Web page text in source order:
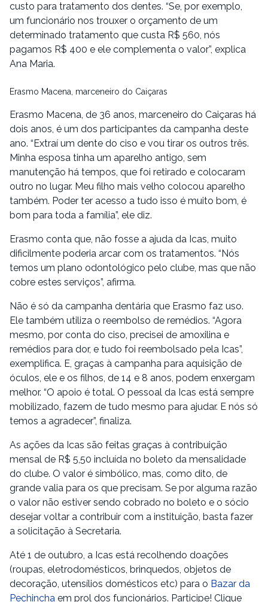
custo para tratamento dos dentes. “Se, por exemplo,
um funcionário nos trouxer o orçamento de um
determinado tratamento que custa R$ 560, nós
pagamos R$ 400 e ele complementa o valor”, explica
Ana Maria.
Erasmo Macena, marceneiro do Caiçaras
Erasmo Macena, de 36 anos, marceneiro do Caiçaras há
dois anos, é um dos participantes da campanha deste
ano. “Extraí um dente do ciso e vou tirar os outros três.
Minha esposa tinha um aparelho antigo, sem
manutenção há tempos, que foi retirado e colocaram
outro no lugar. Meu filho mais velho colocou aparelho
também. Poder ter acesso a tudo isso é muito bom, é
bom para toda a família”, ele diz.
Erasmo conta que, não fosse a ajuda da Icas, muito
dificilmente poderia arcar com os tratamentos. “Nós
temos um plano odontológico pelo clube, mas que não
cobre estes serviços”, afirma.
Não é só da campanha dentária que Erasmo faz uso.
Ele também utiliza o reembolso de remédios. “Agora
mesmo, por conta do ciso, precisei de amoxilina e
remédios para dor, e tudo foi reembolsado pela Icas”,
exemplifica. E, graças à campanha para aquisição de
óculos, ele e os filhos, de 14 e 8 anos, podem enxergam
melhor. “O apoio é total. O pessoal da Icas está sempre
mobilizado, fazem de tudo mesmo para ajudar. E nós só
temos a agradecer”, finaliza.
As ações da Icas são feitas graças à contribuição
mensal de R$ 5,50 incluída no boleto da mensalidade
do clube. O valor é simbólico, mas, como dito, de
grande valia para os que precisam. Se por alguma razão
o valor não estiver sendo cobrado no boleto e o sócio
desejar voltar a contribuir com a instituição, basta fazer
a solicitação à Secretaria.
Até 1 de outubro, a Icas está recolhendo doações
(roupas, eletrodomésticos, brinquedos, objetos de
decoração, utensílios domésticos etc) para o Bazar da
Pechincha em prol dos funcionários. Participe! Clique